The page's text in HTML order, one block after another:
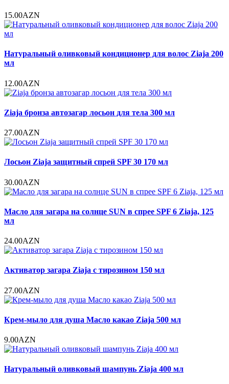
15.00AZN
Натуральный оливковый кондиционер для волос Ziaja 200
мл
12.00AZN
Ziaja бронза автозагар лосьон для тела 300 мл
27.00AZN
Лосьон Ziaja защитный спрей SPF 30 170 мл
30.00AZN
Масло для загара на солнце SUN в спрее SPF 6 Ziaja, 125
мл
24.00AZN
Активатор загара Ziaja с тирозином 150 мл
27.00AZN
Крем-мыло для душа Масло какао Ziaja 500 мл
9.00AZN
Натуральный оливковый шампунь Ziaja 400 мл